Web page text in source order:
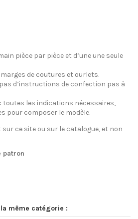
pièce par pièce et d’une une seule
de coutures et ourlets.
d’instructions de confection pas à
toutes les indications nécessaires,
pour composer le modèle.
ce site ou sur le catalogue, et non
patron
même catégorie :